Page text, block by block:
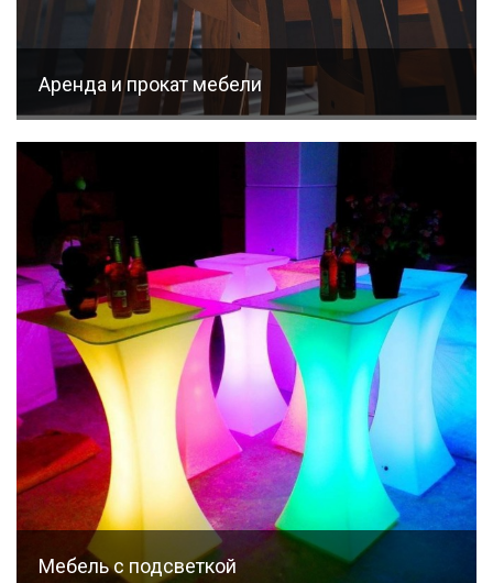
Аренда и прокат мебели
Мебель с подсветкой